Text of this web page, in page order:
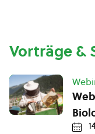
Vorträge &